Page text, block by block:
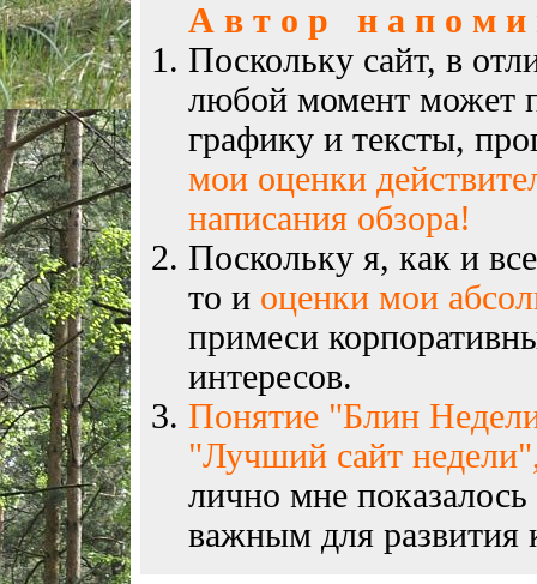
А в т о р н а п о м и
Поскольку сайт, в
любой момент может
графику и тексты,
мои оценки
написания обзора!
Поскольку я, как и
то и оценки мои
примеси
интересов.
Понятие "Блин
"Лучший сайт
лично мне
важным для развития